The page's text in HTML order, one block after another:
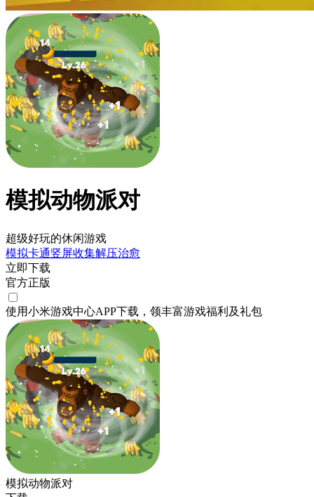
模拟动物派对
超级好玩的休闲游戏
模拟卡通竖屏收集解压治愈
立即下载
官方正版
使用小米游戏中心APP下载 ，领丰富游戏福利 及礼包
模拟动物派对